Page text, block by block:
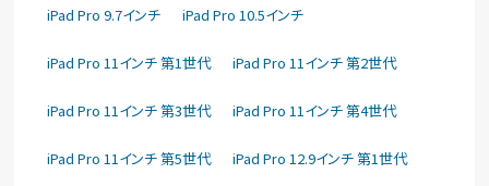
iPad Pro 9.7インチ iPad Pro 10.5インチ
iPad Pro 11インチ 第1世代 iPad Pro 11インチ 第2世代
iPad Pro 11インチ 第3世代 iPad Pro 11インチ 第4世代
iPad Pro 11インチ 第5世代 iPad Pro 12.9インチ 第1世代